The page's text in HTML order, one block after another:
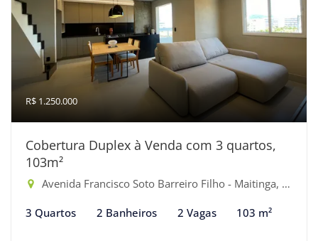
R$ 1.250.000
Cobertura Duplex à Venda com 3 quartos,
103m²
Avenida Francisco Soto Barreiro Filho - Maitinga, Bertioga-SP
3 Quartos 2 Banheiros 2 Vagas 103 m²